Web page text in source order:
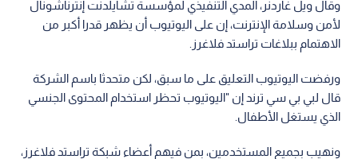
وقال ويل غاردنر، المدي التنفيذي لمؤسسة تشايلدنت إنترناشونال
لأمن وسلامة الإنترنت، إن على اليوتيوب أن يظهر قدرا أكبر من
الاهتمام ببلاغات تراستد فلاغرز.
ورفضت اليوتيوب التعليق على ما سبق، لكن متحدثا باسم الشركة
قال لبي بي سي ترند إن "اليوتيوب تحظر استخدام المحتوى الجنسي
الذي يستغل الأطفال.
ونهيب بجميع المستخدمين، بمن فيهم أعضاء شبكة تراستد فلاغرز،